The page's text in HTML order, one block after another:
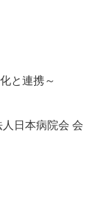
と連携～
日本病院会 会